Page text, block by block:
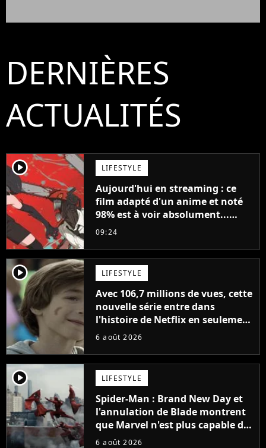
DERNIÈRES
ACTUALITÉS
player2 LIFESTYLE
Aujourd'hui en streaming : ce
film adapté d'un anime et noté
98% est à voir absolument...
sinon vous ne comprendrez plus
09:24
player2 LIFESTYLE
Avec 106,7 millions de vues, cette
nouvelle série entre dans
l'histoire de Netflix en seulement
48 jours
6 août 2026
player2 LIFESTYLE
Spider-Man : Brand New Day et
l'annulation de Blade montrent
que Marvel n'est plus capable de
faire quoi que ce soit de simple
6 août 2026